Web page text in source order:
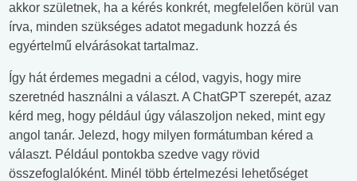
akkor születnek, ha a kérés konkrét, megfelelően körül van
írva, minden szükséges adatot megadunk hozzá és
egyértelmű elvárásokat tartalmaz.
Így hát érdemes megadni a célod, vagyis, hogy mire
szeretnéd használni a választ. A ChatGPT szerepét, azaz
kérd meg, hogy például úgy válaszoljon neked, mint egy
angol tanár. Jelezd, hogy milyen formátumban kéred a
választ. Például pontokba szedve vagy rövid
összefoglalóként. Minél több értelmezési lehetőséget